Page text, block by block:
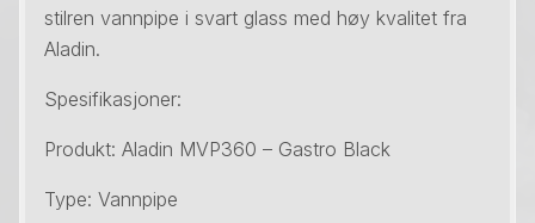
stilren vannpipe i svart glass med høy kvalitet fra
Aladin.
Spesifikasjoner:
Produkt: Aladin MVP360 – Gastro Black
Type: Vannpipe